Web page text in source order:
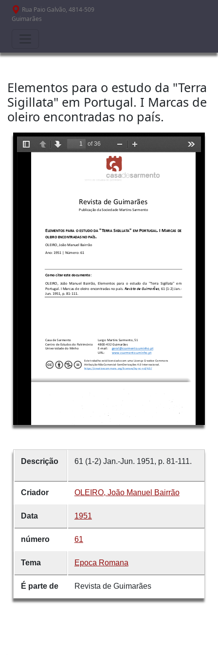
Passar para o conteúdo principal
Rua Paio Galvão, 4814-509
Guimarães
Elementos para o estudo da "Terra
Sigillata" em Portugal. I Marcas de
oleiro encontradas no país.
Descrição 61 (1-2) Jan.-Jun. 1951, p. 81-111.
Criador OLEIRO, João Manuel Bairrão
Data 1951
número 61
Tema Epoca Romana
É parte de Revista de Guimarães